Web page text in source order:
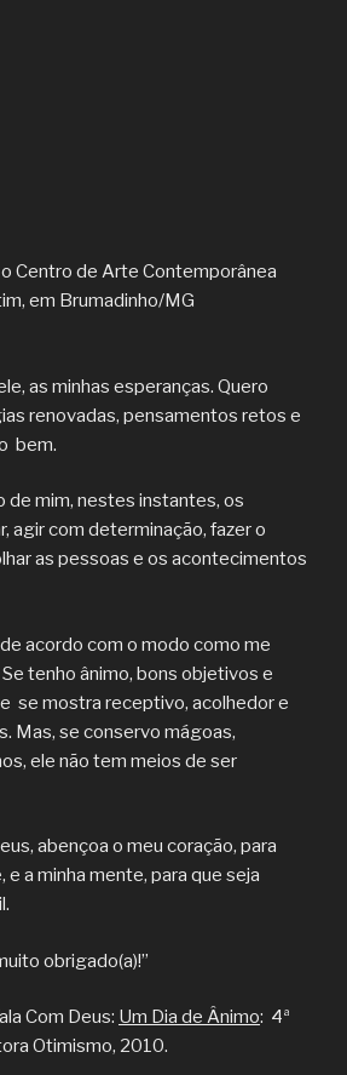
Centro de Arte Contemporânea
em Brumadinho/MG
as minhas esperanças. Quero
renovadas, pensamentos retos e
bem.
de mim, nestes instantes, os
agir com determinação, fazer o
as pessoas e os acontecimentos
acordo com o modo como me
tenho ânimo, bons objetivos e
se mostra receptivo, acolhedor e
Mas, se conservo mágoas,
ele não tem meios de ser
abençoa o meu coração, para
e a minha mente, para que seja
obrigado(a)!”
Com Deus: Um Dia de Ânimo: 4ª
Otimismo, 2010.